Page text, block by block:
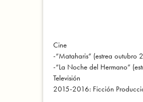
Cine
-“Mataharis” (estrea outubro
-“La Noche del Hermano”
Televisión
2015-2016: Ficción